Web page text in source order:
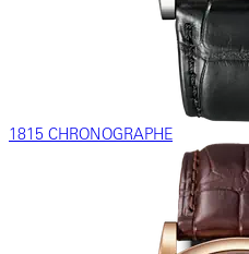
1815 CHRONOGRAPHE